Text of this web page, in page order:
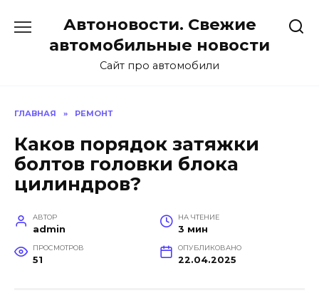
содержанию
Автоновости. Свежие
автомобильные новости
Сайт про автомобили
ГЛАВНАЯ » РЕМОНТ
Каков порядок затяжки
болтов головки блока
цилиндров?
АВТОР
admin
НА ЧТЕНИЕ
3 мин
ПРОСМОТРОВ
51
ОПУБЛИКОВАНО
22.04.2025